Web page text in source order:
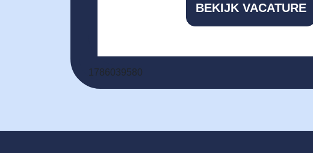
BEKIJK VACATURE
1786039580